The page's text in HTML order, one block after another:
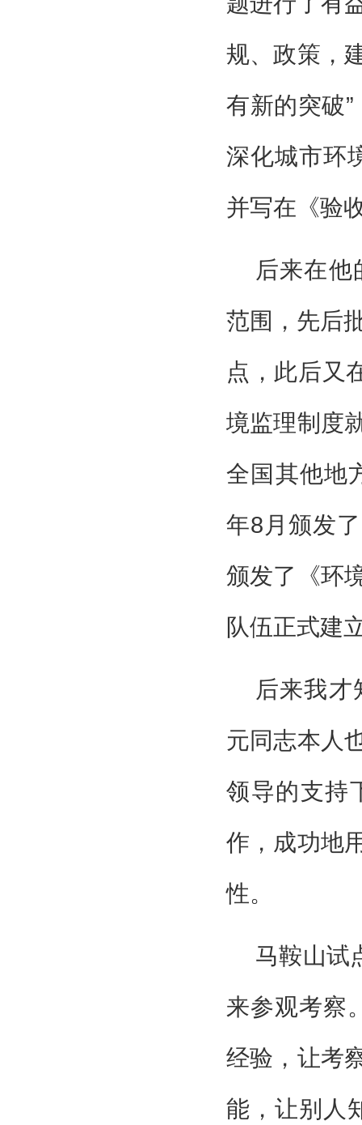
规、政策，
有新的突破
深化城市环
并写在《验
后来在
范围，先后
点，此后又
境监理制度
全国其他地
年8月颁发
颁发了《环
队伍正式建
后来我
元同志本人
领导的支持
作，成功地
性。
马鞍山试
来参观考察
经验，让考
能，让别人